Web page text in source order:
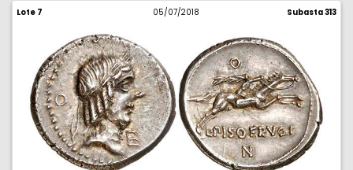
Lote 7 05/07/2018 Subasta 313